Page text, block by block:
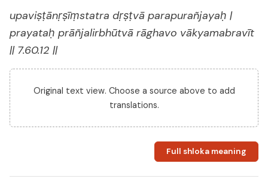
upaviṣṭānṛṣīṃstatra dṛṣṭvā parapurañjayaḥ |
prayataḥ prāñjalirbhūtvā rāghavo vākyamabravīt
|| 7.60.12 ||
Original text view. Choose a source above to add
translations.
Full shloka meaning